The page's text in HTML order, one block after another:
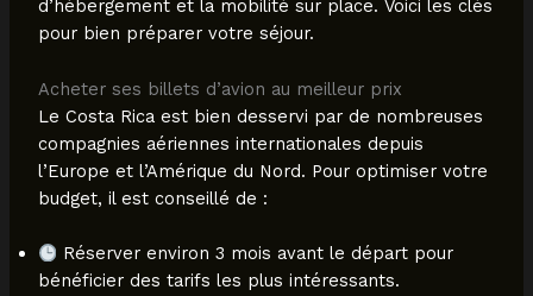
d’hébergement et la mobilité sur place. Voici les clés
pour bien préparer votre séjour.
Acheter ses billets d’avion au meilleur prix
Le Costa Rica est bien desservi par de nombreuses
compagnies aériennes internationales depuis
l’Europe et l’Amérique du Nord. Pour optimiser votre
budget, il est conseillé de :
Réserver environ 3 mois avant le départ pour
bénéficier des tarifs les plus intéressants.